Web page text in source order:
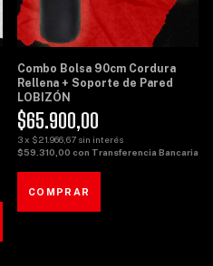
Combo Bolsa 90cm Cordura
Rellena + Soporte de Pared
LOBIZÓN
$65.900,00
3x $21.966,67 sin interés
$59.310,00 con Transferencia Bancaria